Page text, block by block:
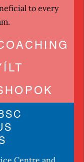
to every
Centre and